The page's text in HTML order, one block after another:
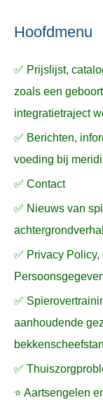
na
r
:
Hoofdmenu
✅ Prijslijst,
zoals een
integratietraject
✅ Berichten,
voeding bij
✅ Contact
✅ Nieuws van
✅ Privacy
✅
aanhoudende
✅
⭐ Aartsengelen
n